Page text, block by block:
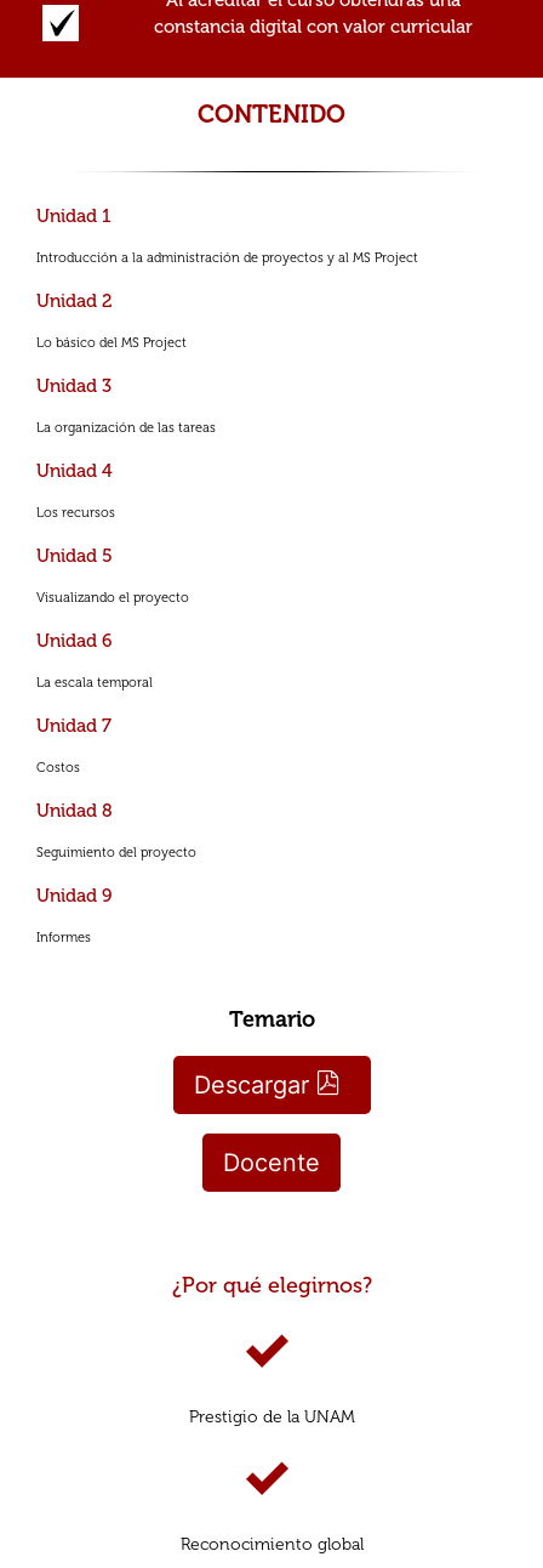
constancia digital con valor curricular
CONTENIDO
Unidad 1
Introducción a la administración de proyectos y al MS Project
Unidad 2
Lo básico del MS Project
Unidad 3
La organización de las tareas
Unidad 4
Los recursos
Unidad 5
Visualizando el proyecto
Unidad 6
La escala temporal
Unidad 7
Costos
Unidad 8
Seguimiento del proyecto
Unidad 9
Informes
Temario
Descargar
Docente
¿Por qué elegirnos?
Prestigio de la UNAM
Reconocimiento global